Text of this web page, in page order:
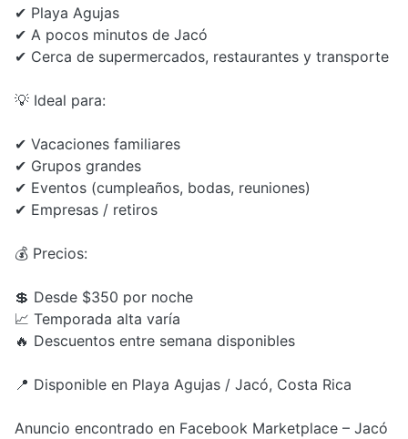
✔ Playa Agujas
✔ A pocos minutos de Jacó
✔ Cerca de supermercados, restaurantes y transporte
💡 Ideal para:
✔ Vacaciones familiares
✔ Grupos grandes
✔ Eventos (cumpleaños, bodas, reuniones)
✔ Empresas / retiros
💰 Precios:
💲 Desde $350 por noche
📈 Temporada alta varía
🔥 Descuentos entre semana disponibles
📍 Disponible en Playa Agujas / Jacó, Costa Rica
Anuncio encontrado en Facebook Marketplace – Jacó